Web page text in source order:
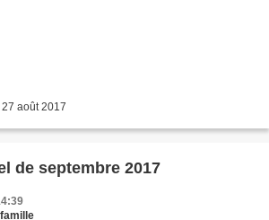
août 2017
de septembre 2017